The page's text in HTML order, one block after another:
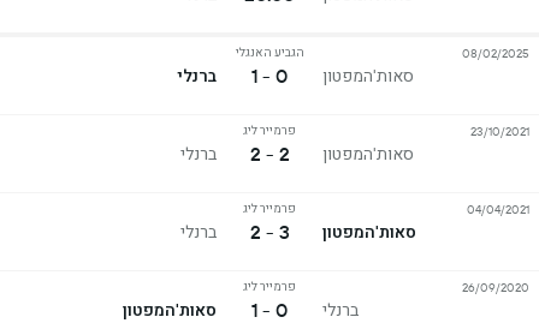
סאות'המפטון
הגביע האנגלי
0 - 1 ברנלי
08/02/2025
סאות'המפטון
פרמייר ליג
2 - 2 ברנלי
23/10/2021
סאות'המפטון
פרמייר ליג
3 - 2 ברנלי
04/04/2021
ברנלי
פרמייר ליג
0 - 1 סאות'המפטון
26/09/2020